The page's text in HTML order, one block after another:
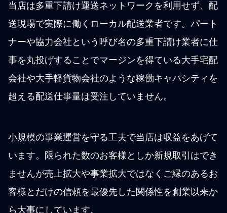
当店は多重下請け運送ネットワークを利用せず、配
送現場で実際に働くローカル配送業者です。パート
ナーや協力会社という呼び名の多重下請け業者に仕
事を丸投げすることでマージンを得ている大手宅配
会社や大手軽貨物会社のような稼働キャパシティを
超える配送仕事量は受注していません。
小規模の事業運営を守る工夫で当店は収益をあげて
います。限られた数のお客様としか新規取引はでき
ませんが売上拡大や事業拡大ではなくご縁のあるお
客様とだけの信頼を最優先した関係性を創業以来か
ら大事にしています。